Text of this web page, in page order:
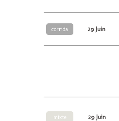
corrida 29 Juin
mixte 29 Juin